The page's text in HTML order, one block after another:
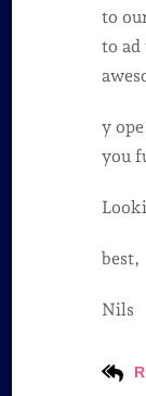
to
to
y
you
best,
Nils